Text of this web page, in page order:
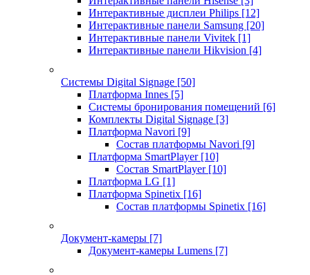
Интерактивные дисплеи Philips [12]
Интерактивные панели Samsung [20]
Интерактивные панели Vivitek [1]
Интерактивные панели Hikvision [4]
Системы Digital Signage [50]
Платформа Innes [5]
Системы бронирования помещений [6]
Комплекты Digital Signage [3]
Платформа Navori [9]
Состав платформы Navori [9]
Платформа SmartPlayer [10]
Состав SmartPlayer [10]
Платформа LG [1]
Платформа Spinetix [16]
Состав платформы Spinetix [16]
Документ-камеры [7]
Документ-камеры Lumens [7]